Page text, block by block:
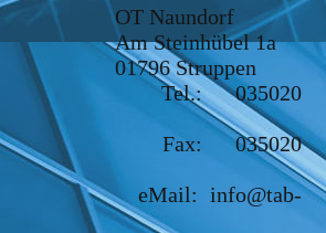
1a
Struppen
035020
035020
info@tab-